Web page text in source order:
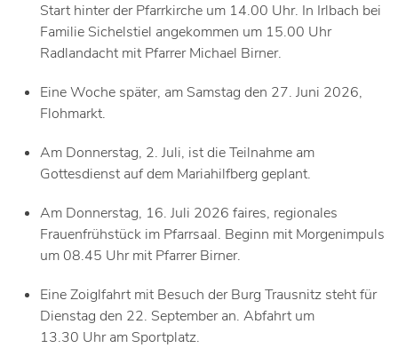
Start hinter der Pfarrkirche um 14.00 Uhr. In Irlbach bei
Familie Sichelstiel angekommen um 15.00 Uhr
Radlandacht mit Pfarrer Michael Birner.
Eine Woche später, am Samstag den 27. Juni 2026,
Flohmarkt.
Am Donnerstag, 2. Juli, ist die Teilnahme am
Gottesdienst auf dem Mariahilfberg geplant.
Am Donnerstag, 16. Juli 2026 faires, regionales
Frauenfrühstück im Pfarrsaal. Beginn mit Morgenimpuls
um 08.45 Uhr mit Pfarrer Birner.
Eine Zoiglfahrt mit Besuch der Burg Trausnitz steht für
Dienstag den 22. September an. Abfahrt um
13.30 Uhr am Sportplatz.